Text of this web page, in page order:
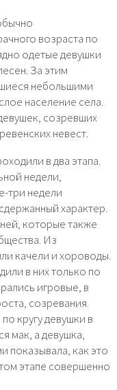
возраста по
одетые девушки
За этим
небольшими
население села.
созревших
невест.
в два этапа.
недели,
три недели
характер.
которые также
Из
качели и хороводы.
в них только по
игровые, в
созревания.
кругу девушки в
мак, а девушка,
показывала, как это
этапе совершенно